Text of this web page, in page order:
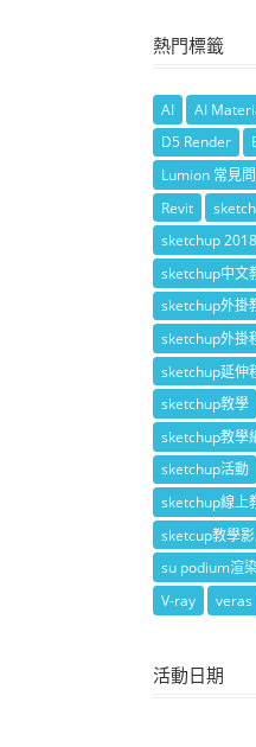
熱門標籤
AI AI
D5 Render
Lumion 常見
Revit
sketchup 2018
sketchup中文
sketchup外掛
sketchup外掛
sketchup延伸
sketchup教學
sketchup教學
sketchup活動
sketchup線上
sketcup教學影
su podium渲
V-ray
veras
活動日期